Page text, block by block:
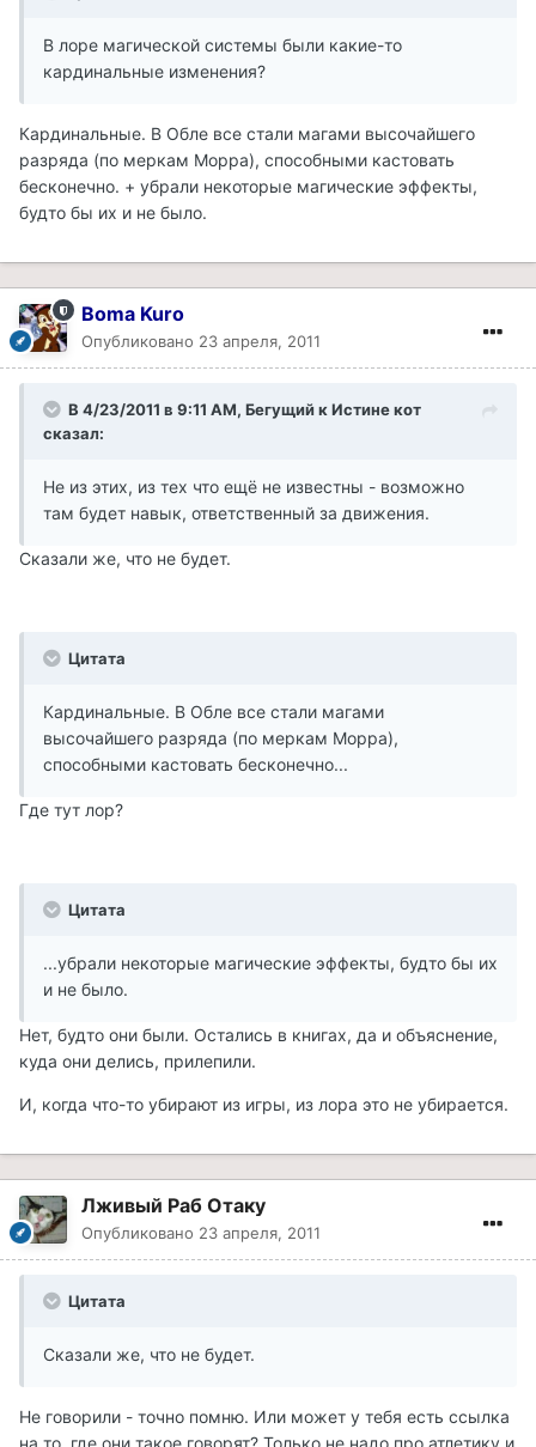
В лоре магической системы были какие-то
кардинальные изменения?
Кардинальные. В Обле все стали магами высочайшего
разряда (по меркам Морра), способными кастовать
бесконечно. + убрали некоторые магические эффекты,
будто бы их и не было.
Boma Kuro
Опубликовано 23 апреля, 2011
В 4/23/2011 в 9:11 AM, Бегущий к Истине кот
сказал:
Не из этих, из тех что ещё не известны - возможно
там будет навык, ответственный за движения.
Сказали же, что не будет.
Цитата
Кардинальные. В Обле все стали магами
высочайшего разряда (по меркам Морра),
способными кастовать бесконечно...
Где тут лор?
Цитата
...убрали некоторые магические эффекты, будто бы их
и не было.
Нет, будто они были. Остались в книгах, да и объяснение,
куда они делись, прилепили.
И, когда что-то убирают из игры, из лора это не убирается.
Лживый Раб Отаку
Опубликовано 23 апреля, 2011
Цитата
Сказали же, что не будет.
Не говорили - точно помню. Или может у тебя есть ссылка